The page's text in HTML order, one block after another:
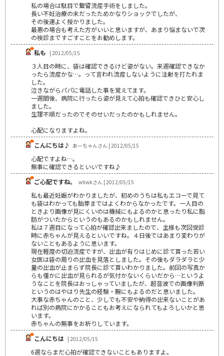
私の場合は駄目で繋留流産手術をしました。
長い不妊治療の末だったためかなりショックでしたが、
その後運よく授かりました。
最悪の場合も考えた方がいいと思いますが、あまり悩まないで次
の検診まですごすことをお勧めします。
私も | 2012/05/15
３人目の時に、袋は確認できるけど姿がない。来週確認できなか
ったら流産かな…。って言われ流産しないように注射を打たれま
した。
泣きながらパパに電話した事を覚えてます。
一週間後、病院に行ったら姿が見えて心拍も確認できひと安心し
ました。
生理不順だったのでそのせいだったのかもしれません。
心配になりますよね。
こんにちは♪ あーちゃんさん | 2012/05/15
心配ですよね…。
無事に確認できるといいですね♪
ご心配ですね。
whwkさん | 2012/05/15
私も最近妊娠がわかりましたが、初めのうちは私もエコーで見て
も袋はわかっても胎芽まではよくわからなかったです。一人目の
ときより画像が見にくいのは機械にもよるのかと思ったり私に脂
肪がついたからというのもあるのかもしれません。
私は７週目になって心拍が確認出来ましたので、主様も次回受診
時に赤ちゃんが見えるといいですね。４日後ではあまり変わりが
ないこともあるように思います。
現在軽度の切迫流産ですが、出血が有りはじめに診て貰った若い
女医は袋の周りの出血を見落としました。その後もダラダラと少
量の出血が止まらず院長に診て貰いわかりました。前回の写真か
らも僅かに出血が見られるが気付かないくらいだから…というよ
うなことを院長はおっしゃっていましたが、超音波での画像判断
というのはやはり先生の経験・腕にもよるのだと思いました。
大事な赤ちゃんのこと、少しでも不安や納得の出来ないことがあ
れば別の病院にかかることもお考えになられてもよろしいかと思
います。
赤ちゃんの無事をお祈りしています。
こんにちは | 2012/05/15
6週ならまだ心拍が確認できないこともありますよ。